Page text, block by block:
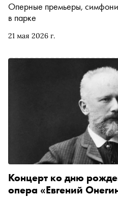
21 мая 2026 г.
Оперные премьеры,
в парке
Концерт ко дню
опера «Евгений